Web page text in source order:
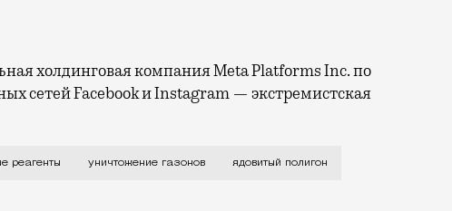
холдинговая компания Meta Platforms Inc. по
сетей Facebook и Instagram — экстремистская
реагенты уничтожение газонов ядовитый полигон